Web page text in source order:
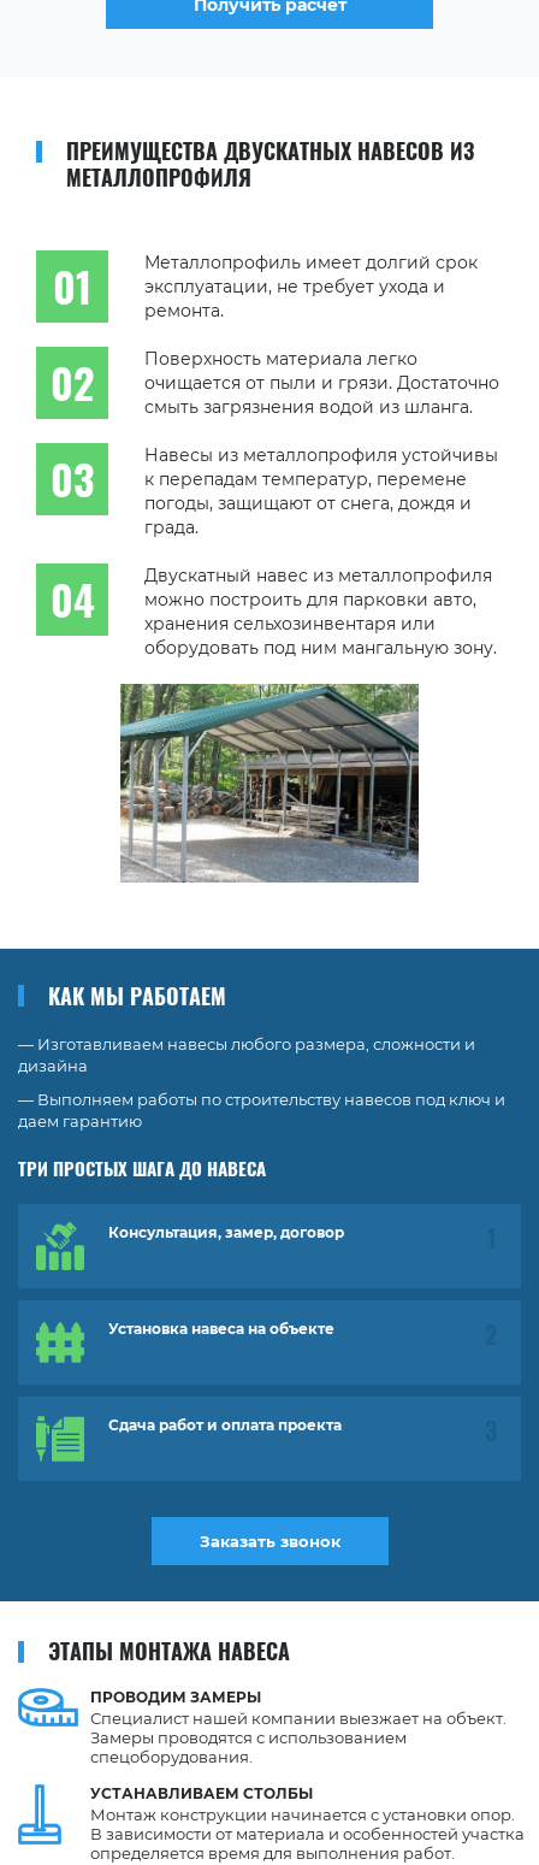
Получить расчет
ПРЕИМУЩЕСТВА ДВУСКАТНЫХ НАВЕСОВ ИЗ
МЕТАЛЛОПРОФИЛЯ
Металлопрофиль имеет долгий срок
эксплуатации, не требует ухода и
ремонта.
Поверхность материала легко
очищается от пыли и грязи. Достаточно
смыть загрязнения водой из шланга.
Навесы из металлопрофиля устойчивы
к перепадам температур, перемене
погоды, защищают от снега, дождя и
града.
Двускатный навес из металлопрофиля
можно построить для парковки авто,
хранения сельхозинвентаря или
оборудовать под ним мангальную зону.
КАК МЫ РАБОТАЕМ
— Изготавливаем навесы любого размера, сложности и
дизайна
— Выполняем работы по строительству навесов под ключ и
даем гарантию
ТРИ ПРОСТЫХ ШАГА ДО НАВЕСА
Консультация, замер, договор
Установка навеса на объекте
Сдача работ и оплата проекта
Заказать звонок
ЭТАПЫ МОНТАЖА НАВЕСА
ПРОВОДИМ ЗАМЕРЫ
УСТАНАВЛИВАЕМ СТОЛБЫ
Специалист нашей компании выезжает на объект.
Замеры проводятся с использованием
спецоборудования.
Монтаж конструкции начинается с установки опор.
В зависимости от материала и особенностей участка
определяется время для выполнения работ.